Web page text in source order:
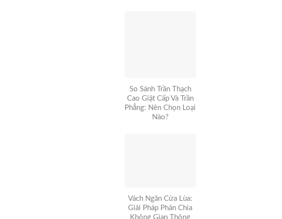
So Sánh Trần Thạch
Cao Giật Cấp Và Trần
Phẳng: Nên Chọn Loại
Nào?
Vách Ngăn Cửa Lùa:
Giải Pháp Phân Chia
Không Gian Thông